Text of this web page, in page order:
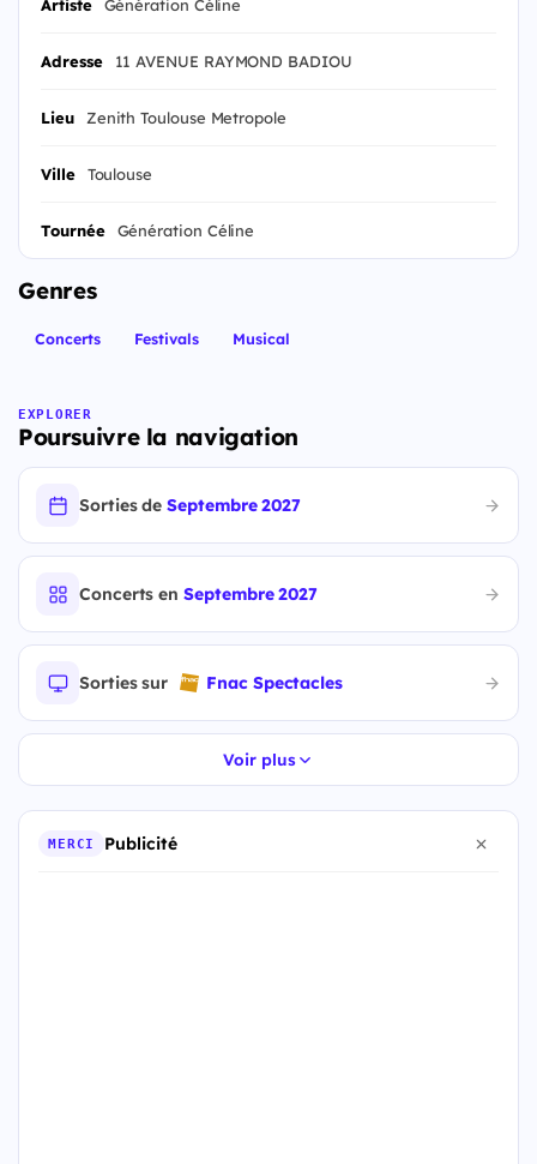
Artiste Génération Céline
Adresse 11 AVENUE RAYMOND BADIOU
Lieu Zenith Toulouse Metropole
Ville Toulouse
Tournée Génération Céline
Genres
Concerts Festivals Musical
EXPLORER
Poursuivre la navigation
Sorties deSeptembre 2027
Concerts enSeptembre 2027
Sorties sur Fnac Spectacles
Voir plus
MERCI Publicité